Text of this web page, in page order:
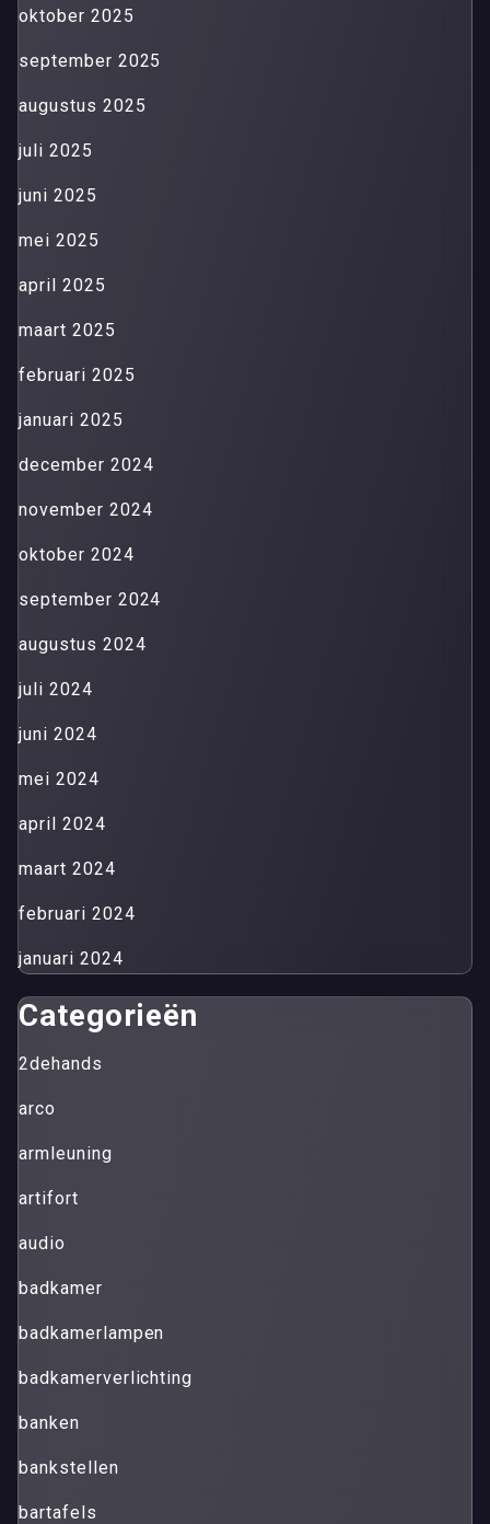
oktober 2025
september 2025
augustus 2025
juli 2025
juni 2025
mei 2025
april 2025
maart 2025
februari 2025
januari 2025
december 2024
november 2024
oktober 2024
september 2024
augustus 2024
juli 2024
juni 2024
mei 2024
april 2024
maart 2024
februari 2024
januari 2024
Categorieën
2dehands
arco
armleuning
artifort
audio
badkamer
badkamerlampen
badkamerverlichting
banken
bankstellen
bartafels